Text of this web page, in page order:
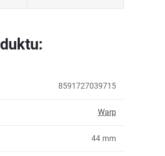
8591727039715
Warp
44 mm